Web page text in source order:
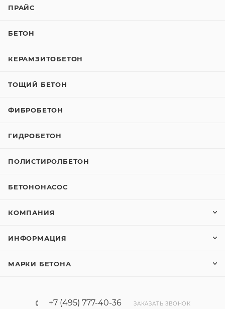
ПРАЙС
БЕТОН
КЕРАМЗИТОБЕТОН
ТОЩИЙ БЕТОН
ФИБРОБЕТОН
ГИДРОБЕТОН
ПОЛИСТИРОЛБЕТОН
БЕТОНОНАСОС
КОМПАНИЯ
ИНФОРМАЦИЯ
МАРКИ БЕТОНА
+7 (495) 777-40-36 ЗАКАЗАТЬ ЗВОНОК